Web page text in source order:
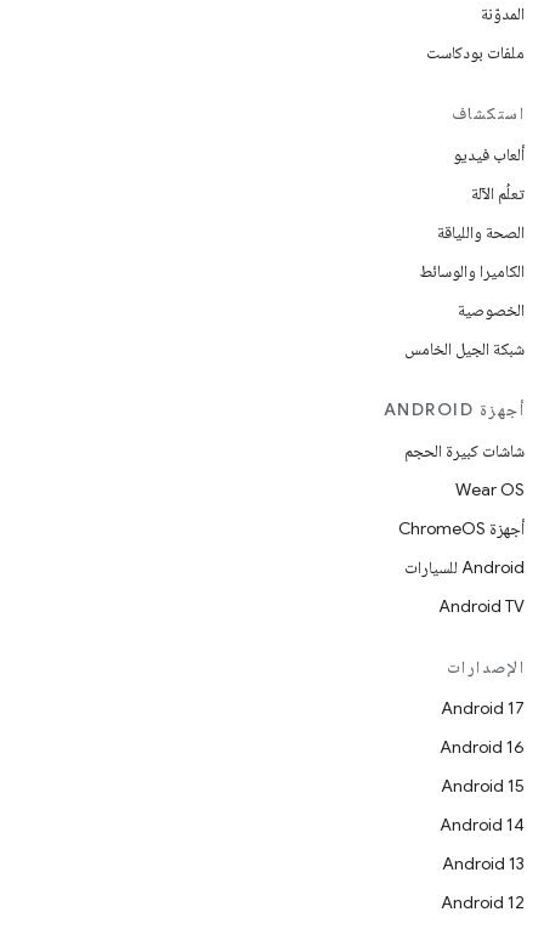
المدوّنة
ملفات بودكاست
استكشاف
ألعاب فيديو
تعلُم الآلة
الصحة واللياقة
الكاميرا والوسائط
الخصوصية
شبكة الجيل الخامس
أجهزة ANDROID
شاشات كبيرة الحجم
Wear OS
أجهزة ChromeOS
Android للسيارات
Android TV
الإصدارات
Android 17
Android 16
Android 15
Android 14
Android 13
Android 12